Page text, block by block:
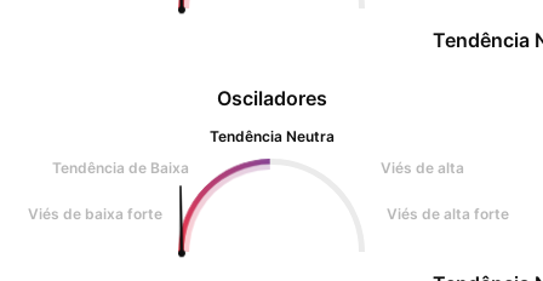
Osciladores
Tendência Neutra
Tendência de Baixa
Viés de alta
Viés de baixa forte Viés de alta forte
Tendência